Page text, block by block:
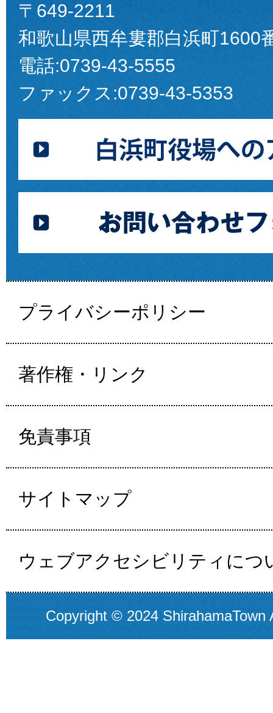
〒649-2211
和歌山県西牟婁郡白浜町1600
電話:0739-43-5555
ファックス:0739-43-5353
プライバシーポリシー
著作権・リンク
免責事項
サイトマップ
ウェブアクセシビリティにつ
Copyright © 2024 ShirahamaTown